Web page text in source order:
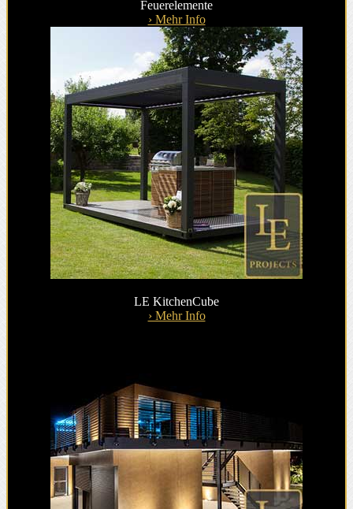
Feuerelemente
› Mehr Info
LE KitchenCube
› Mehr Info